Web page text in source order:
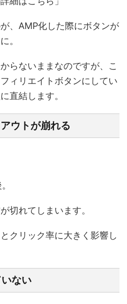
、AMP化した際にボタンが
。
らないままなのですが、こ
ィリエイトボタンにしてい
直結します。
ウトが崩れる
切れてしまいます。
クリック率に大きく影響し
ない